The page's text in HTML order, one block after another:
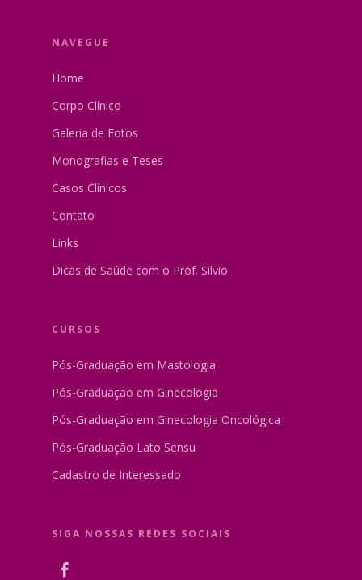
NAVEGUE
Home
Corpo Clínico
Galeria de Fotos
Monografias e Teses
Casos Clínicos
Contato
Links
Dicas de Saúde com o Prof. Silvio
CURSOS
Pós-Graduação em Mastologia
Pós-Graduação em Ginecologia
Pós-Graduação em Ginecologia Oncológica
Pós-Graduação Lato Sensu
Cadastro de Interessado
SIGA NOSSAS REDES SOCIAIS